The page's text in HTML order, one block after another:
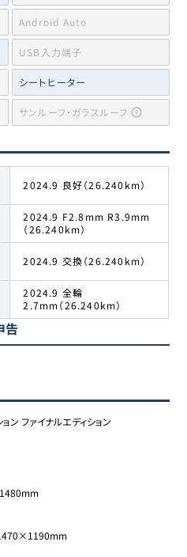
Android Auto
USB入力端子
シートヒーター
サンルーフ・ガラスルーフ
2024.9 良好（26.240km）
2024.9 F2.8mm R3.9mm
（26.240km）
2024.9 交換（26.240km）
2024.9 全輪
2.7mm（26.240km）
告
ン ファイナルエディション